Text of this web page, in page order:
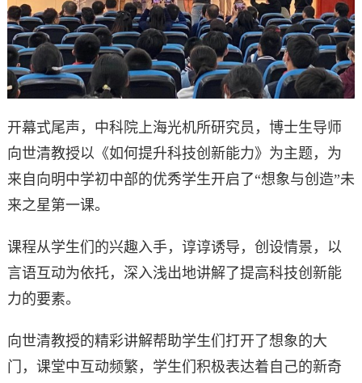
开幕式尾声，中科院上海光机所研究员，博士生导师
向世清教授以《如何提升科技创新能力》为主题，为
来自向明中学初中部的优秀学生开启了“想象与创造”未
来之星第一课。
课程从学生们的兴趣入手，谆谆诱导，创设情景，以
言语互动为依托，深入浅出地讲解了提高科技创新能
力的要素。
向世清教授的精彩讲解帮助学生们打开了想象的大
门，课堂中互动频繁，学生们积极表达着自己的新奇